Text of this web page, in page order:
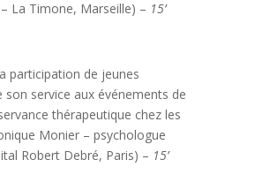
La Timone, Marseille) – 15’
participation de jeunes
son service aux événements de
thérapeutique chez les
Monier – psychologue
Robert Debré, Paris) – 15’